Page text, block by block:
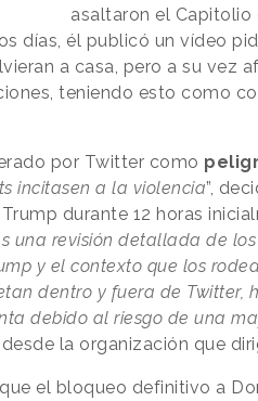
asaltaron el Capitolio
días, él publicó un vídeo
a casa, pero a su vez
teniendo esto como
por Twitter como
incitasen a la violencia”,
durante 12 horas
una revisión detallada de
y el contexto que los
dentro y fuera de Twitter,
debido al riesgo de una
desde la organización que
el bloqueo definitivo a